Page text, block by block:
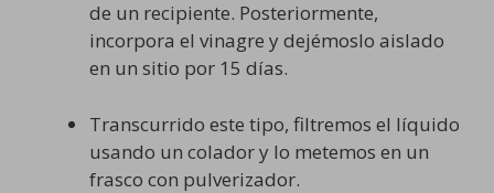
de un recipiente. Posteriormente,
incorpora el vinagre y dejémoslo aislado
en un sitio por 15 días.
Transcurrido este tipo, filtremos el líquido
usando un colador y lo metemos en un
frasco con pulverizador.